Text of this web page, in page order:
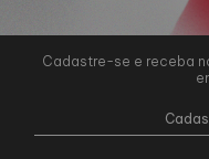
Cadastre-se e receba